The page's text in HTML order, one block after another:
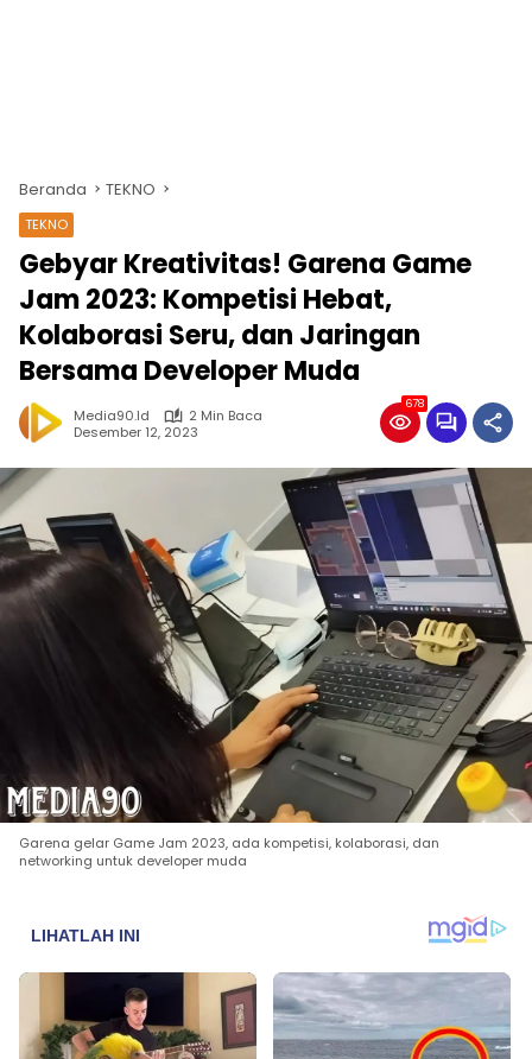
Beranda TEKNO
TEKNO
Gebyar Kreativitas! Garena Game
Jam 2023: Kompetisi Hebat,
Kolaborasi Seru, dan Jaringan
Bersama Developer Muda
Media90.id
2 Min Baca
Desember 12, 2023
678
Garena gelar Game Jam 2023, ada kompetisi, kolaborasi, dan
networking untuk developer muda